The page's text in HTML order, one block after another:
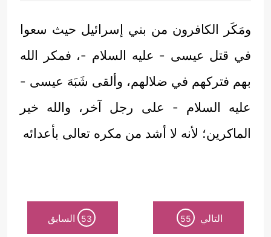
ومَكَر الكافرون من بني إسرائيل حيث سعوا
في قتل عيسى - عليه السلام -، فمكر الله
بهم فتركهم في ضلالهم، وألقى شَبَهَ عيسى -
عليه السلام - على رجل آخر، والله خير
الماكرين؛ لأنه لا أشد من مكره تعالى بأعدائه
التالي 55
53 السابق